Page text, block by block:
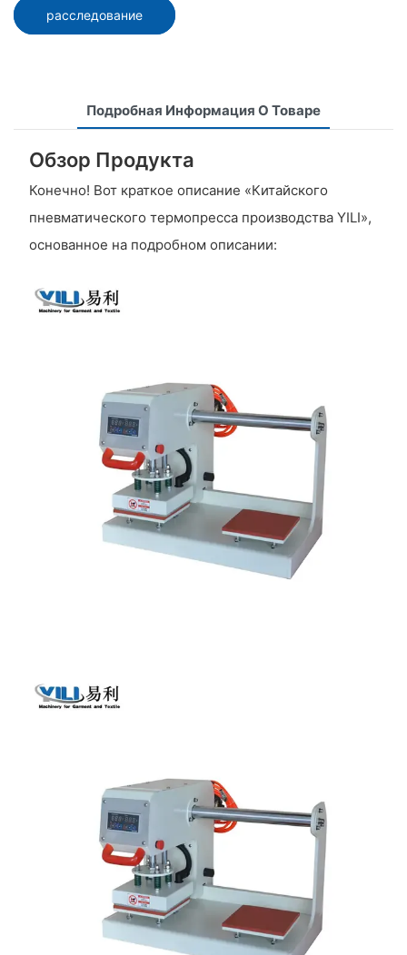
расследование
Подробная Информация О Товаре
Обзор Продукта
Конечно! Вот краткое описание «Китайского
пневматического термопресса производства YILI»,
основанное на подробном описании: